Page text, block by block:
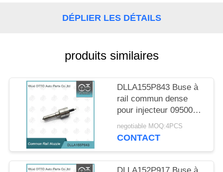
DÉPLIER LES DÉTAILS
produits similaires
DLLA155P843 Buse à
rail commun dense
pour injecteur 095000-
5334
negotiable MOQ:4PCS
CONTACT